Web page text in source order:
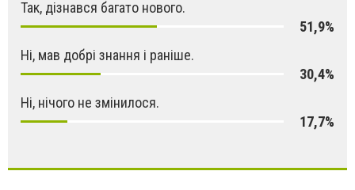
Так, дізнався багато нового.
51,9%
Ні, мав добрі знання і раніше.
30,4%
Ні, нічого не змінилося.
17,7%